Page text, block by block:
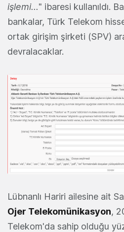
işlemi..." ibaresi kullanıldı.
bankalar, Türk Telekom
ortak girişim şirketi (SPV)
devralacaklar.
Lübnanlı Hariri ailesine ait
Ojer Telekomünikasyon,
Telekom'da sahip olduğu